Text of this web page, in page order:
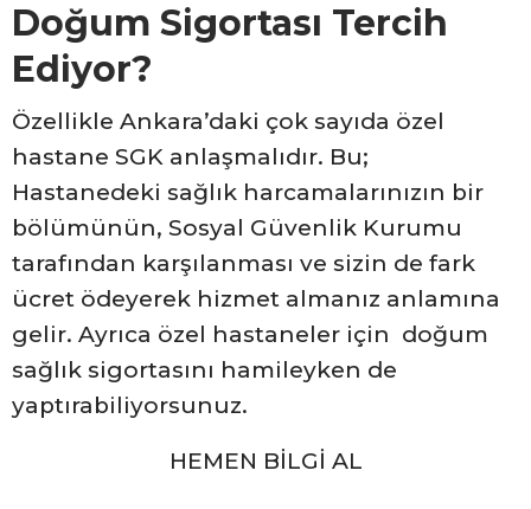
Doğum Sigortası Tercih
Ediyor?
Özellikle Ankara’daki çok sayıda özel
hastane SGK anlaşmalıdır. Bu;
Hastanedeki sağlık harcamalarınızın bir
bölümünün, Sosyal Güvenlik Kurumu
tarafından karşılanması ve sizin de fark
ücret ödeyerek hizmet almanız anlamına
gelir. Ayrıca özel hastaneler için doğum
sağlık sigortasını hamileyken de
yaptırabiliyorsunuz.
HEMEN BİLGİ AL